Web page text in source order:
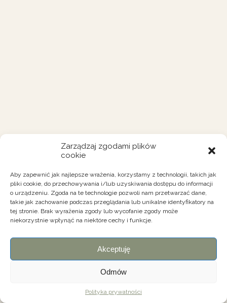
Zarządzaj zgodami plików
cookie
Aby zapewnić jak najlepsze wrażenia, korzystamy z technologii, takich jak
pliki cookie, do przechowywania i/lub uzyskiwania dostępu do informacji
o urządzeniu. Zgoda na te technologie pozwoli nam przetwarzać dane,
takie jak zachowanie podczas przeglądania lub unikalne identyfikatory na
tej stronie. Brak wyrażenia zgody lub wycofanie zgody może
niekorzystnie wpłynąć na niektóre cechy i funkcje.
Akceptuję
Odmów
Polityka prywatności